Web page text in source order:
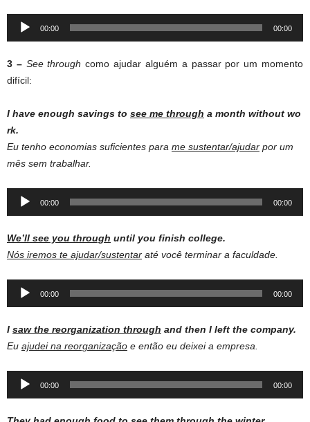
Audio
00:00 00:00
3 – See throughcomo ajudar alguém a passar por um momento
difícil:
I have enough savings to see me through a month without wo
rk.
Eu tenho economias suficientes para me sustentar/ajudar por um
mês sem trabalhar.
Audio
00:00 00:00
We’ll see you through until you finish college.
Nós iremos te ajudar/sustentar até você terminar a faculdade.
Audio
00:00 00:00
I saw the reorganization through and then I left the company.
Eu ajudei na reorganização e então eu deixei a empresa.
Audio
00:00 00:00